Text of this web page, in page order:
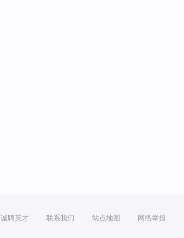
诚聘英才 联系我们 站点地图 网络举报